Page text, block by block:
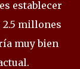
establecer
2.5 millones
muy bien